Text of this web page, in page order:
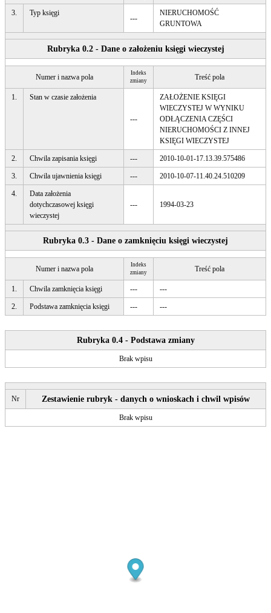
3. Typ księgi
---
NIERUCHOMOŚĆ
GRUNTOWA
Rubryka 0.2 - Dane o założeniu księgi wieczystej
Numer i nazwa pola
Indeks
zmiany
Treść pola
1. Stan w czasie założenia
---
ZAŁOŻENIE KSIĘGI
WIECZYSTEJ W WYNIKU
ODŁĄCZENIA CZĘŚCI
NIERUCHOMOŚCI Z INNEJ
KSIĘGI WIECZYSTEJ
2. Chwila zapisania księgi --- 2010-10-01-17.13.39.575486
3. Chwila ujawnienia księgi --- 2010-10-07-11.40.24.510209
4.
Data założenia
dotychczasowej księgi
wieczystej
--- 1994-03-23
Rubryka 0.3 - Dane o zamknięciu księgi wieczystej
Numer i nazwa pola
Indeks
zmiany
Treść pola
1. Chwila zamknięcia księgi --- ---
2. Podstawa zamknięcia księgi --- ---
Rubryka 0.4 - Podstawa zmiany
Brak wpisu
Nr Zestawienie rubryk - danych o wnioskach i chwil wpisów
Brak wpisu